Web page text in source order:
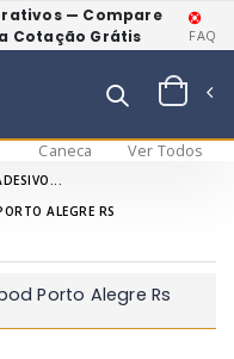
— Compare
Cotação Grátis
FAQ
Caneca Ver Todos
ALEGRE RS
Porto Alegre Rs